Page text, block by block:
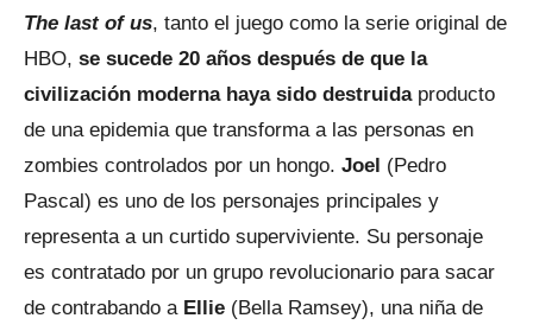
The last of us, tanto el juego como la serie original de
HBO, se sucede 20 años después de que la
civilización moderna haya sido destruidaproducto
de una epidemia que transforma a las personas en
zombies controlados por un hongo. Joel (Pedro
Pascal) es uno de los personajes principales y
representa a un curtido superviviente. Su personaje
es contratado por un grupo revolucionario para sacar
de contrabando a Ellie (Bella Ramsey), una niña de